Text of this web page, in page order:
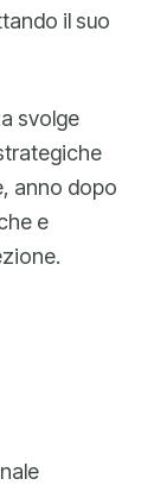
il suo
svolge
anno dopo
e